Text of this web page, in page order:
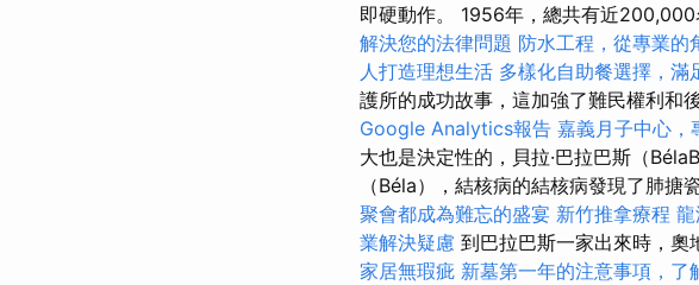
即硬動作。 1956年，總共有近
解決您的法律問題 防水工程，從專業的
人打造理想生活 多樣化自助餐選擇，滿
護所的成功故事，這加強了難民權利和
Google Analytics報告 嘉義月子中心，
大也是決定性的，貝拉·巴拉巴斯（
（Béla），結核病的結核病發現了肺搪
聚會都成為難忘的盛宴 新竹推拿療程
業解決疑慮 到巴拉巴斯一家出來時，奧
家居無瑕疵 新墓第一年的注意事項，了